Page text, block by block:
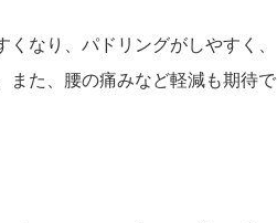
なり、パドリングがしやすく、
また、腰の痛みなど軽減も期待で